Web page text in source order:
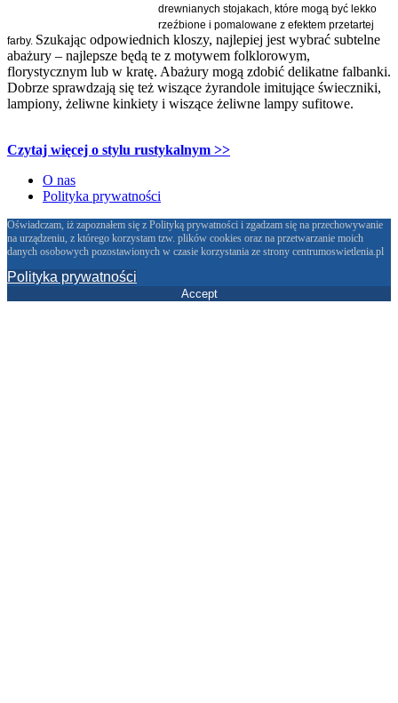
drewnianych stojakach, które mogą być lekko
rzeźbione i pomalowane z efektem przetartej
farby. Szukając odpowiednich kloszy, najlepiej jest wybrać subtelne
abażury – najlepsze będą te z motywem folklorowym,
florystycznym lub w kratę. Abażury mogą zdobić delikatne falbanki.
Dobrze sprawdzają się też wiszące żyrandole imitujące świeczniki,
lampiony, żeliwne kinkiety i wiszące żeliwne lampy sufitowe.
Czytaj więcej o stylu rustykalnym >>
O nas
Polityka prywatności
Oświadczam, iż zapoznałem się z Polityką prywatności i zgadzam się na przechowywanie
na urządzeniu, z którego korzystam tzw. plików cookies oraz na przetwarzanie moich
danych osobowych pozostawionych w czasie korzystania ze strony centrumoswietlenia.pl
Polityka prywatności
Accept